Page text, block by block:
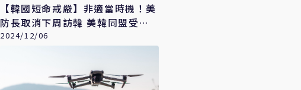
【韓國短命戒嚴】非適當時機！美
防長取消下周訪韓 美韓同盟受考
驗
2024/12/06